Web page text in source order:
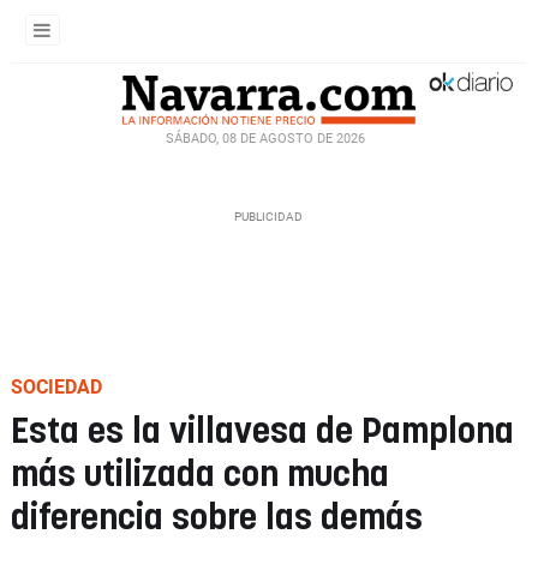
SÁBADO, 08 DE AGOSTO DE 2026
SOCIEDAD
Esta es la villavesa de Pamplona
más utilizada con mucha
diferencia sobre las demás